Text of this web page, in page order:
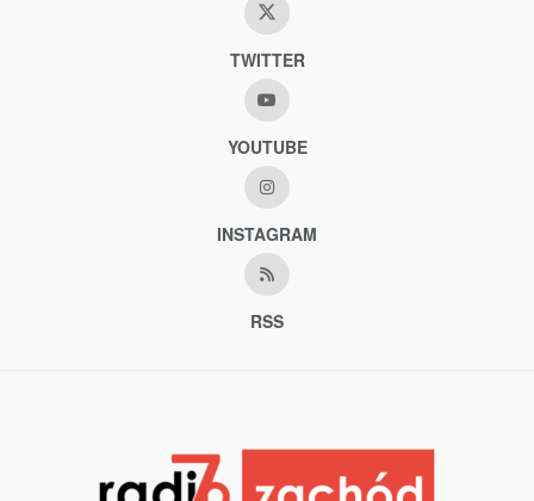
TWITTER
YOUTUBE
INSTAGRAM
RSS